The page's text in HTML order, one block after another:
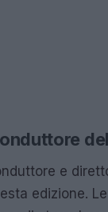
e
edizione.